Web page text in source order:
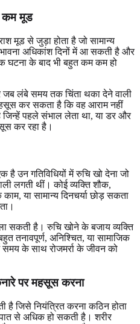
कम मूड
मूड से जुड़ा होता है जो सामान्य
अधिकांश दिनों में आ सकती है और
घटना के बाद भी बहुत कम कम हो
जब लंबे समय तक चिंता थका देने वाली
कर सकता है कि वह आराम नहीं
जिन्हें पहले संभाल लेता था, या डर और
कर रहा है।
उन गतिविधियों में रुचि खो देना जो
लगती थीं। कोई व्यक्ति शौक,
या सामान्य दिनचर्या छोड़ सकता
सकती है। रुचि खोने के बजाय व्यक्ति
तनावपूर्ण, अनिश्चित, या सामाजिक
समय के साथ रोजमर्रा के जीवन को
पर महसूस करना
है जिसे नियंत्रित करना कठिन होता
से अधिक हो सकती है। शरीर